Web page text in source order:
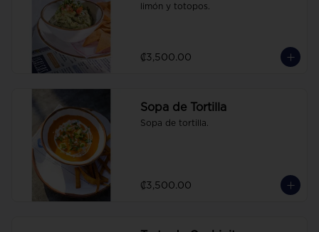
limón y totopos.
₡3,500.00
Sopa de Tortilla
Sopa de tortilla.
₡3,500.00